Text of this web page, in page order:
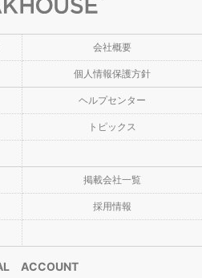
会社概要
個人情報保護方針
ヘルプセンター
トピックス
掲載会社一覧
採用情報
ACCOUNT